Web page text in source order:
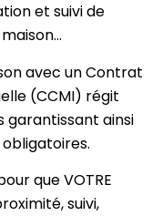
et suivi de
avec un Contrat
(CCMI) régit
garantissant ainsi
que VOTRE
suivi,